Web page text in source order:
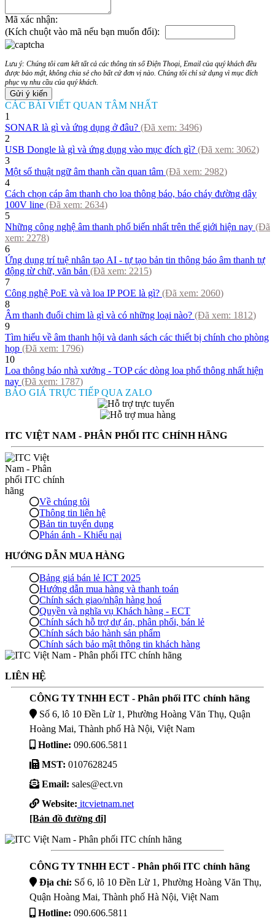
Mã xác nhận:
(Kích chuột vào mã nếu bạn muốn đổi):
Lưu ý: Chúng tôi cam kết tất cả các thông tin số Điện Thoại, Email của quý khách đều
được bảo mật, không chia sẻ cho bất cứ đơn vị nào. Chúng tôi chỉ sử dụng vì mục đích
phục vụ nhu cầu của quý khách.
CÁC BÀI VIẾT QUAN TÂM NHẤT
1
SONAR là gì và ứng dụng ở đâu? (Đã xem: 3496)
2
USB Dongle là gì và ứng dụng vào mục đích gì? (Đã xem: 3062)
3
Một số thuật ngữ âm thanh cần quan tâm (Đã xem: 2982)
4
Cách chọn cáp âm thanh cho loa thông báo, báo cháy đường dây
100V line (Đã xem: 2634)
5
Những công nghệ âm thanh phổ biến nhất trên thế giới hiện nay (Đã
xem: 2278)
6
Ứng dụng trí tuệ nhân tạo AI - tự tạo bản tin thông báo âm thanh tự
động từ chữ, văn bản (Đã xem: 2215)
7
Công nghệ PoE và và loa IP POE là gì? (Đã xem: 2060)
8
Âm thanh đuổi chim là gì và có những loại nào? (Đã xem: 1812)
9
Tìm hiểu về âm thanh hội và danh sách các thiết bị chính cho phòng
họp (Đã xem: 1796)
10
Loa thông báo nhà xưởng - TOP các dòng loa phổ thông nhất hiện
nay (Đã xem: 1787)
BÁO GIÁ TRỰC TIẾP QUA ZALO
ITC VIỆT NAM - PHÂN PHỐI ITC CHÍNH HÃNG
Về chúng tôi
Thông tin liên hệ
Bản tin tuyển dụng
Phán ánh - Khiếu nại
HƯỚNG DẪN MUA HÀNG
Bảng giá bán lẻ ICT 2025
Hướng dẫn mua hàng và thanh toán
Chính sách giao/nhận hàng hoá
Quyền và nghĩa vụ Khách hàng - ECT
Chính sách hỗ trợ dự án, phân phối, bán lẻ
Chính sách bảo hành sản phẩm
Chính sách bảo mật thông tin khách hàng
LIÊN HỆ
CÔNG TY TNHH ECT - Phân phối ITC chính hãng
Số 6, lô 10 Đền Lừ 1, Phường Hoàng Văn Thụ, Quận
Hoàng Mai, Thành phố Hà Nội, Việt Nam
Hotline: 090.606.5811
MST: 0107628245
Email: sales@ect.vn
Website: itcvietnam.net
[Bản đồ đường đi]
CÔNG TY TNHH ECT - Phân phối ITC chính hãng
Địa chỉ: Số 6, lô 10 Đền Lừ 1, Phường Hoàng Văn Thụ,
Quận Hoàng Mai, Thành phố Hà Nội, Việt Nam
Hotline: 090.606.5811